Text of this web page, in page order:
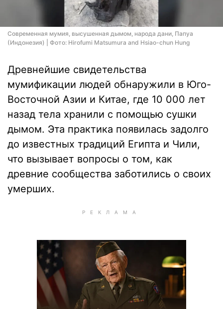
Современная мумия, высушенная дымом, народа дани, Папуа
(Индонезия) | Фото: Hirofumi Matsumura and Hsiao-chun Hung
Древнейшие свидетельства
мумификации людей обнаружили в Юго-
Восточной Азии и Китае, где 10 000 лет
назад тела хранили с помощью сушки
дымом. Эта практика появилась задолго
до известных традиций Египта и Чили,
что вызывает вопросы о том, как
древние сообщества заботились о своих
умерших.